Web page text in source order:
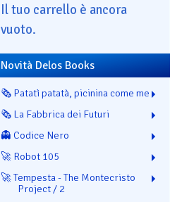
Il tuo carrello è ancora
vuoto.
Novità Delos Books
🗞️ Patatì patatà, picinina come me
🗞️ La Fabbrica dei Futuri
👻 Codice Nero
🚀 Robot 105
🚀 Tempesta - The Montecristo
Project / 2